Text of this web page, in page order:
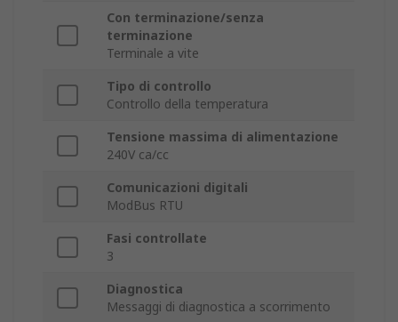
Con terminazione/senza
terminazione
Terminale a vite
Tipo di controllo
Controllo della temperatura
Tensione massima di alimentazione
240V ca/cc
Comunicazioni digitali
ModBus RTU
Fasi controllate
3
Diagnostica
Messaggi di diagnostica a scorrimento